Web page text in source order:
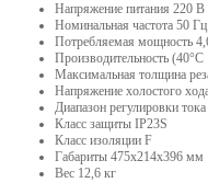
Напряжение питания 220 В
Номинальная частота 50 Гц
Потребляемая мощность
Производительность
Максимальная толщина
Напряжение холостого
Диапазон регулировки
Класс защиты IP23S
Класс изоляции F
Габариты 475х214х396 мм
Вес 12,6 кг